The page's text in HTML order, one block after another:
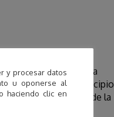
Comunitat Valenciana
Municipal (Municipio
de Desamparados de la
de Alejandría”.
y procesar datos
u oponerse al
haciendo clic en